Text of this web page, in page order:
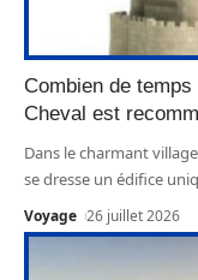
Combien de
Cheval est
Dans le charmant
se dresse un édifice
Voyage 26 juillet 2026